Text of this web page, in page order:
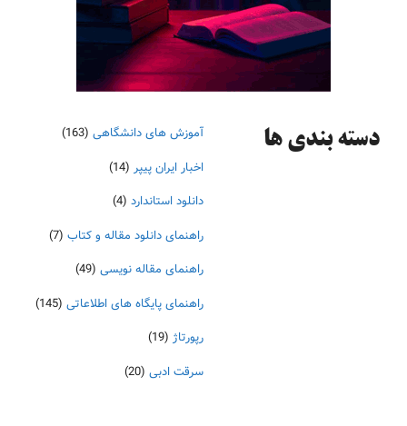
دسته‌ بندی ها آموزش های دانشگاهی (163)
اخبار ایران پیپر (14)
دانلود استاندارد (4)
راهنمای دانلود مقاله و کتاب (7)
راهنمای مقاله نویسی (49)
راهنمای پایگاه های اطلاعاتی (145)
رپورتاژ (19)
سرقت ادبی (20)